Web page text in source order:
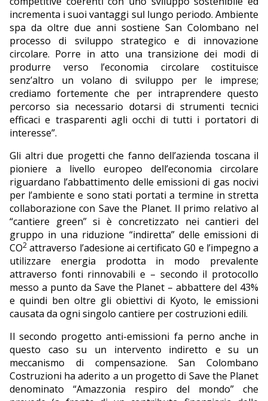
incrementa i suoi vantaggi sul lungo periodo. Ambiente
spa da oltre due anni sostiene San Colombano nel
processo di sviluppo strategico e di innovazione
circolare. Porre in atto una transizione dei modi di
produrre verso l’economia circolare costituisce
senz’altro un volano di sviluppo per le imprese;
crediamo fortemente che per intraprendere questo
percorso sia necessario dotarsi di strumenti tecnici
efficaci e trasparenti agli occhi di tutti i portatori di
interesse”.
Gli altri due progetti che fanno dell’azienda toscana il
pioniere a livello europeo dell’economia circolare
riguardano l’abbattimento delle emissioni di gas nocivi
per l’ambiente e sono stati portati a termine in stretta
collaborazione con Save the Planet. Il primo relativo al
“cantiere green” si è concretizzato nei cantieri del
gruppo in una riduzione “indiretta” delle emissioni di
CO2 attraverso l’adesione ai certificato G0 e l’impegno a
utilizzare energia prodotta in modo prevalente
attraverso fonti rinnovabili e – secondo il protocollo
messo a punto da Save the Planet – abbattere del 43%
e quindi ben oltre gli obiettivi di Kyoto, le emissioni
causata da ogni singolo cantiere per costruzioni edili.
Il secondo progetto anti-emissioni fa perno anche in
questo caso su un intervento indiretto e su un
meccanismo di compensazione. San Colombano
Costruzioni ha aderito a un progetto di Save the Planet
denominato “Amazzonia respiro del mondo” che